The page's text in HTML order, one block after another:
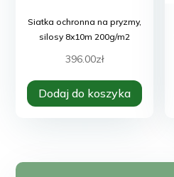
Siatka ochronna na pryzmy,
silosy 8x10m 200g/m2
396.00zł
Dodaj do koszyka